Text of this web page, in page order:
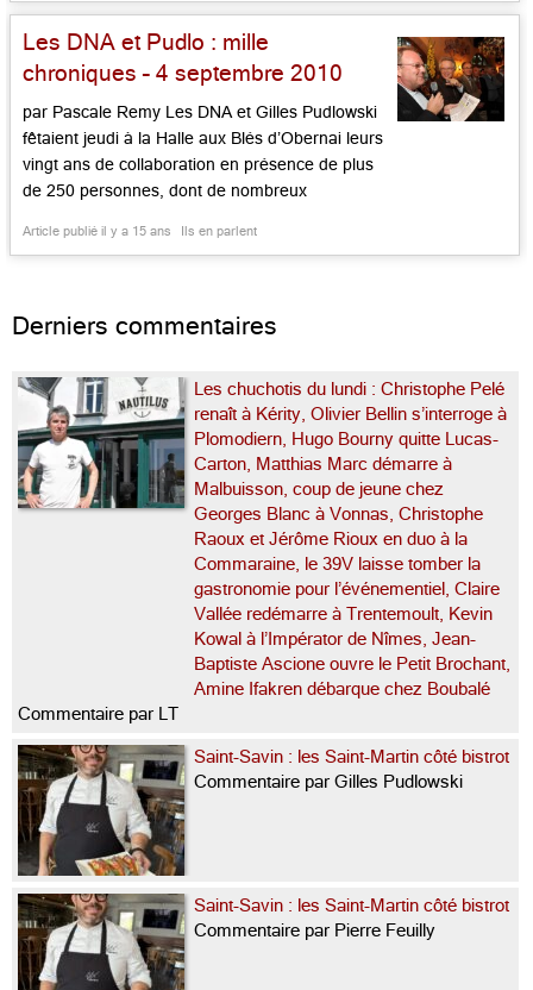
avec ou sans « e ». La quetsche, dont le nom
provient […]...
Les DNA et Pudlo : mille
chroniques – 4 septembre 2010
par Pascale Remy Les DNA et Gilles Pudlowski
fêtaient jeudi à la Halle aux Blés d’Obernai leurs
vingt ans de collaboration en présence de plus
de 250 personnes, dont de nombreux
gastronomie. « Il sait rendre le lecteur intelligent
Article publié il y a 15 ans Ils en parlent
Derniers commentaires
Les chuchotis du lundi : Christophe Pelé
renaît à Kérity, Olivier Bellin s’interroge à
Plomodiern, Hugo Bourny quitte Lucas-
Carton, Matthias Marc démarre à
Malbuisson, coup de jeune chez
Georges Blanc à Vonnas, Christophe
Raoux et Jérôme Rioux en duo à la
Commaraine, le 39V laisse tomber la
gastronomie pour l’événementiel, Claire
Vallée redémarre à Trentemoult, Kevin
Kowal à l’Impérator de Nîmes, Jean-
Baptiste Ascione ouvre le Petit Brochant,
Amine Ifakren débarque chez Boubalé
Commentaire par LT
Saint-Savin : les Saint-Martin côté bistrot
Commentaire par Gilles Pudlowski
Saint-Savin : les Saint-Martin côté bistrot
Commentaire par Pierre Feuilly